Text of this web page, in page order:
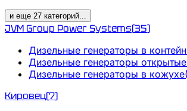
и еще 27 категорий...
JVM Group Power Systems(35)
Дизельные генераторы в
Дизельные генераторы открытые
Дизельные генераторы в кожухе(
Кировец(7)